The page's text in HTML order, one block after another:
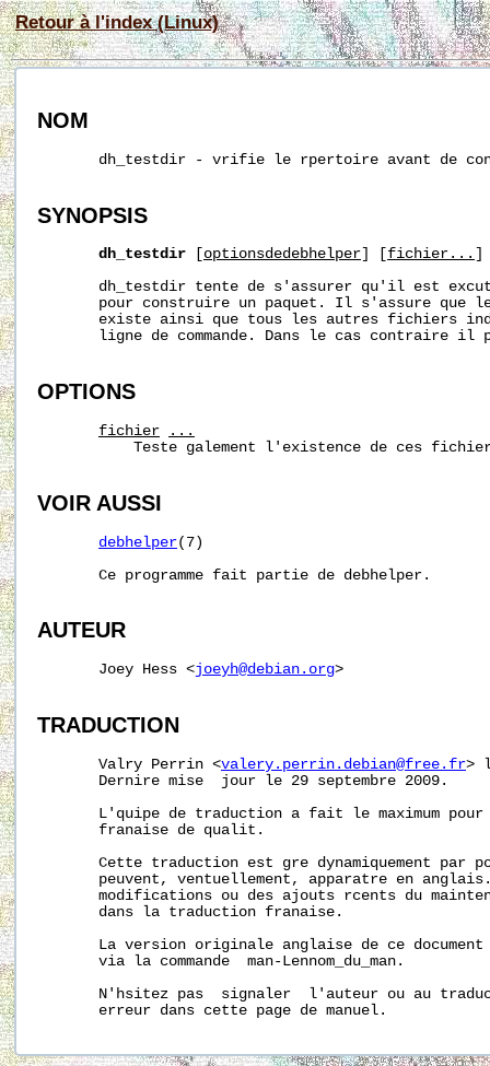
Retour à l'index (Linux)
NOM
dh_testdir - vrifie le rpertoire avant de
SYNOPSIS
dh_testdir optionsdedebhelper fichier...
dh_testdir tente de s'assurer qu'il est
pour construire un paquet. Il s'assure que
existe ainsi que tous les autres fichiers
ligne de commande. Dans le cas contraire il
OPTIONS
fichier
...
Teste galement l'existence de ces
VOIR AUSSI
debhelper(7)
       Ce programme fait partie de debhelper.
AUTEUR
       Joey Hess <
joeyh@debian.org>
TRADUCTION
       Valry Perrin <
valery.perrin.debian@free.fr>
       Dernire mise  jour le 29 septembre 2009.
L'quipe de traduction a fait le maximum
       franaise de qualit.
Cette traduction est gre dynamiquement par
peuvent, ventuellement, apparatre en
modifications ou des ajouts rcents du
       dans la traduction franaise.
La version originale anglaise de ce
       via la commande  man-Lennom_du_man.
N'hsitez pas  signaler  l'auteur ou au